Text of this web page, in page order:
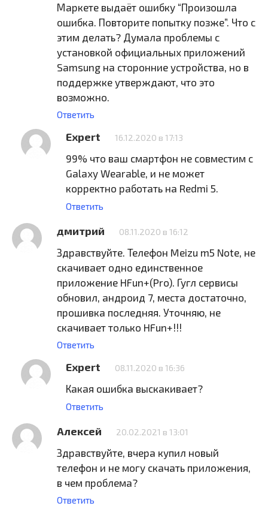
Маркете выдаёт ошибку “Произошла
ошибка. Повторите попытку позже”. Что с
этим делать? Думала проблемы с
установкой официальных приложений
Samsung на сторонние устройства, но в
поддержке утверждают, что это
возможно.
Ответить
Expert 16.12.2020 в 17:13
99% что ваш смартфон не совместим с
Galaxy Wearable, и не может
корректно работать на Redmi 5.
Ответить
дмитрий 08.11.2020 в 16:12
Здравствуйте. Телефон Meizu m5 Note, не
скачивает одно единственное
приложение HFun+(Pro). Гугл сервисы
обновил, андроид 7, места достаточно,
прошивка последняя. Уточняю, не
скачивает только HFun+!!!
Ответить
Expert 08.11.2020 в 16:36
Какая ошибка выскакивает?
Ответить
Алексей 20.02.2021 в 13:01
Здравствуйте, вчера купил новый
телефон и не могу скачать приложения,
в чем проблема?
Ответить